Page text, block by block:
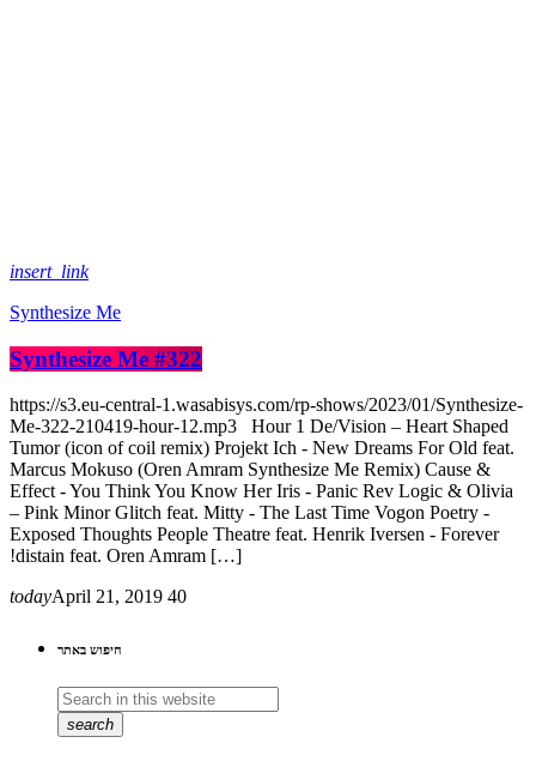
insert_link
Synthesize Me
Synthesize Me #322
https://s3.eu-central-1.wasabisys.com/rp-shows/2023/01/Synthesize-
Me-322-210419-hour-12.mp3 Hour 1 De/Vision – Heart Shaped
Tumor (icon of coil remix) Projekt Ich - New Dreams For Old feat.
Marcus Mokuso (Oren Amram Synthesize Me Remix) Cause &
Effect - You Think You Know Her Iris - Panic Rev Logic & Olivia
– Pink Minor Glitch feat. Mitty - The Last Time Vogon Poetry -
Exposed Thoughts People Theatre feat. Henrik Iversen - Forever
!distain feat. Oren Amram […]
todayApril 21, 2019 40
חיפוש באתר
search